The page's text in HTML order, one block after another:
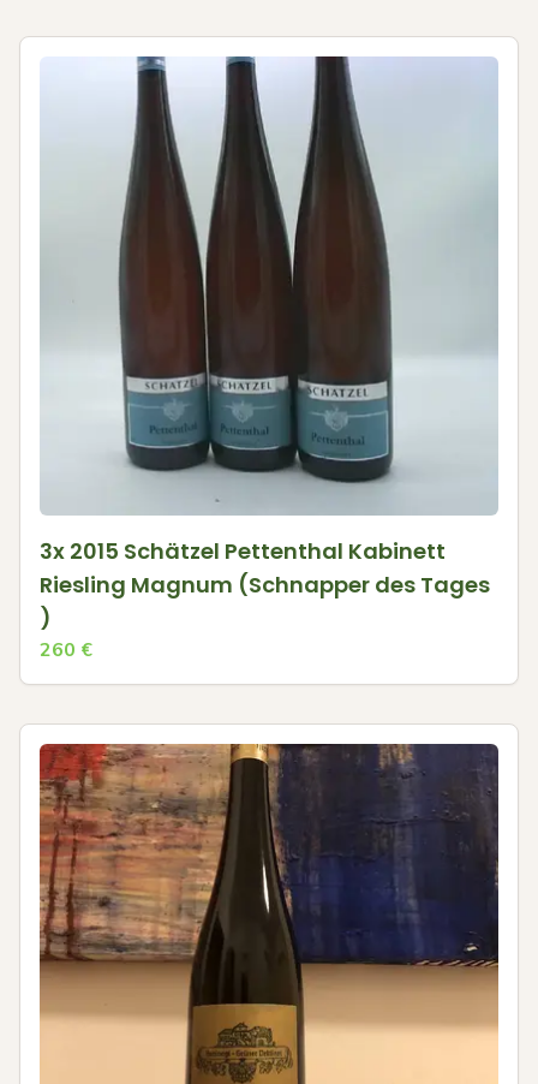
3x 2015 Schätzel Pettenthal Kabinett
Riesling Magnum (Schnapper des Tages
)
260 €